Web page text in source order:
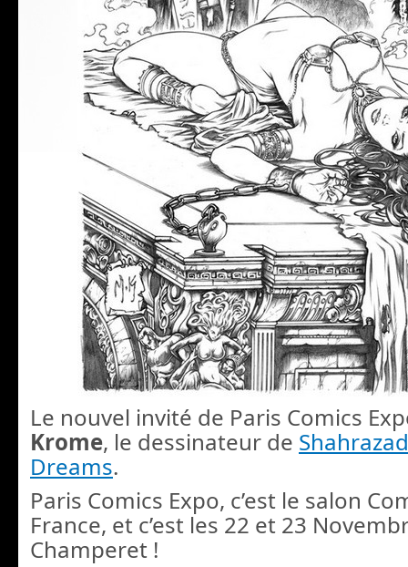
Le nouvel invité de Paris Comics
Krome, le dessinateur de Shahrazad
Dreams.
Paris Comics Expo, c’est le salon
France, et c’est les 22 et 23
Champeret !